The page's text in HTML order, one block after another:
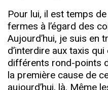
Pour lui, il est temps
fermes à l’égard des
Aujourd’hui, je suis en
d’interdire aux taxis
différents rond-points
la première cause de
aujourd’hui, là. Même